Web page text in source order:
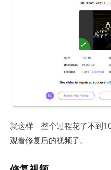
就这样！整个过程花了不到
观看修复后的视频了。